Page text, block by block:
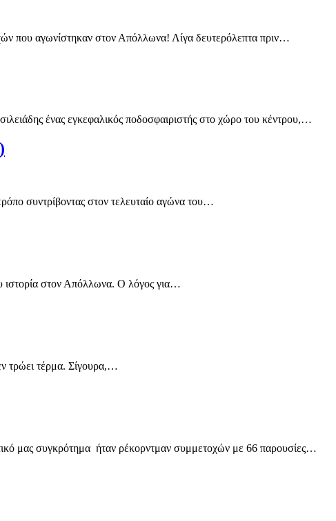
που αγωνίστηκαν στον Απόλλωνα! Λίγα δευτερόλεπτα πριν…
ένας εγκεφαλικός ποδοσφαιριστής στο χώρο του κέντρου,…
συντρίβοντας στον τελευταίο αγώνα του…
ιστορία στον Απόλλωνα. Ο λόγος για…
τρώει τέρμα. Σίγουρα,…
μας συγκρότημα ήταν ρέκορντμαν συμμετοχών με 66 παρουσίες…